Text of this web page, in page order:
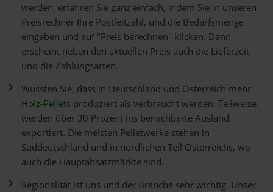
werden, erfahren Sie ganz einfach, indem Sie in unseren
Preisrechner Ihre Postleitzahl, und die Bedarfsmenge
eingeben und auf "Preis berechnen" klicken. Dann
erscheint neben den aktuellen Preis auch die Lieferzeit
und die Zahlungsarten.
Wussten Sie, dass in Deutschland und Österreich mehr
Holz-Pellets produziert als verbraucht werden. Teilweise
werden über 30 Prozent ins benachbarte Ausland
exportiert. Die meisten Pelletwerke stehen in
Süddeutschland und in nördlichen Teil Österreichs, wo
auch die Hauptabsatzmärkte sind.
Regionalität ist uns und der Branche sehr wichtig. Unser